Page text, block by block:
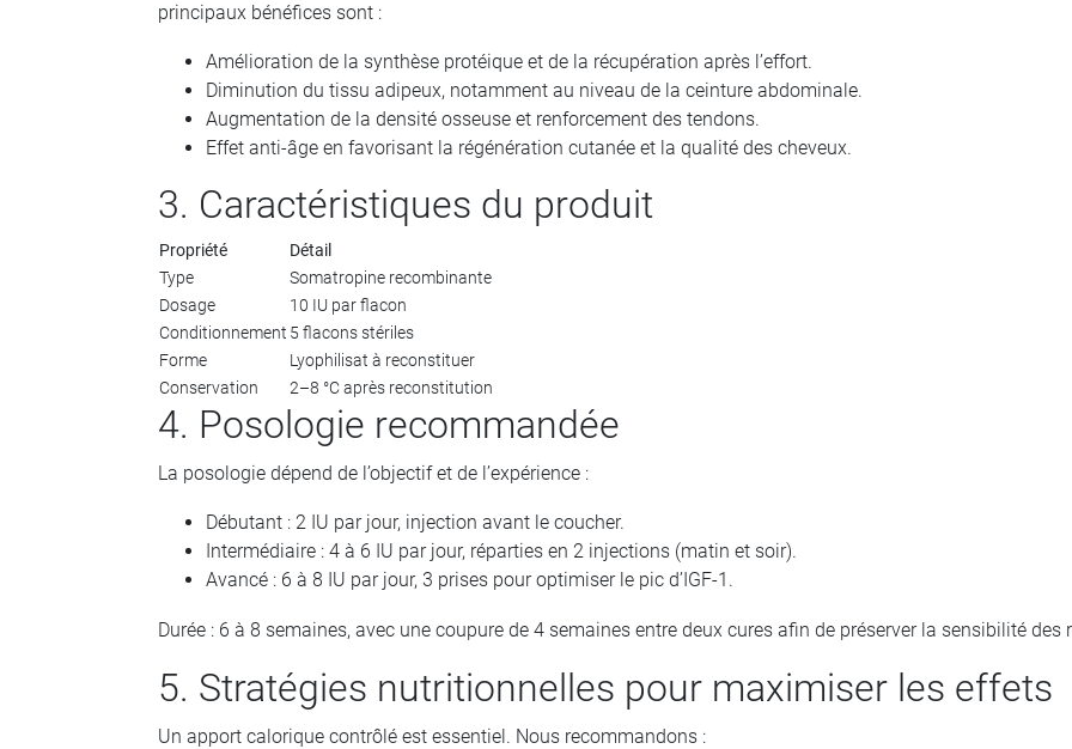
principaux bénéfices sont :
Amélioration de la synthèse protéique et de la récupération après l’effort.
Diminution du tissu adipeux, notamment au niveau de la ceinture abdominale.
Augmentation de la densité osseuse et renforcement des tendons.
Effet anti-âge en favorisant la régénération cutanée et la qualité des cheveux.
3. Caractéristiques du produit
Propriété
Détail
Type
Somatropine recombinante
Dosage
10 IU par flacon
Conditionnement 5 flacons stériles
Forme
Lyophilisat à reconstituer
Conservation
2–8 °C après reconstitution
4. Posologie recommandée
La posologie dépend de l’objectif et de l’expérience :
Débutant : 2 IU par jour, injection avant le coucher.
Intermédiaire : 4 à 6 IU par jour, réparties en 2 injections (matin et soir).
Avancé : 6 à 8 IU par jour, 3 prises pour optimiser le pic d’IGF-1.
Durée : 6 à 8 semaines, avec une coupure de 4 semaines entre deux cures afin de préserver la sensibilité des
5. Stratégies nutritionnelles pour maximiser les effets
Un apport calorique contrôlé est essentiel. Nous recommandons :